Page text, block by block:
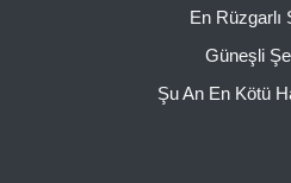
En Rüzgarlı
Güneşli
Şu An En Kötü